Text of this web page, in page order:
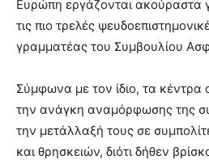
Ευρώπη εργάζονται ακούραστα
τις πιο τρελές
γραμματέας του Συμβουλίου
Σύμφωνα με τον ίδιο, τα κέντρα
την ανάγκη αναμόρφωσης της
την μετάλλαξή τους σε
και θρησκειών, διότι δήθεν